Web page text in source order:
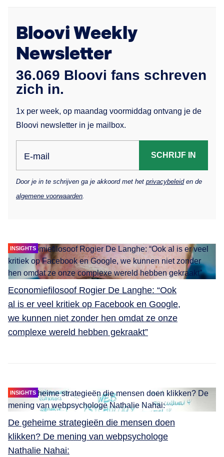
Bloovi Weekly
Newsletter
36.069 Bloovi fans schreven
zich in.
1x per week, op maandag voormiddag ontvang je de
Bloovi newsletter in je mailbox.
E-mail SCHRIJF IN
Door je in te schrijven ga je akkoord met het privacybeleiden de
algemene voorwaarden
INSIGHTS
Economiefilosoof Rogier De Langhe: “Ook
al is er veel kritiek op Facebook en Google,
we kunnen niet zonder hen omdat ze onze
complexe wereld hebben gekraakt”
INSIGHTS
De geheime strategieën die mensen doen
klikken? De mening van webpsychologe
Nathalie Nahai: